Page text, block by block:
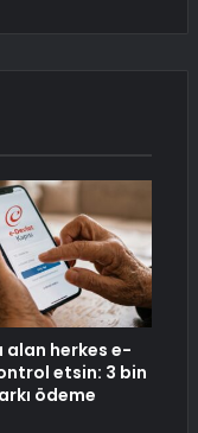
alan herkes e-
etsin: 3 bin
ödeme